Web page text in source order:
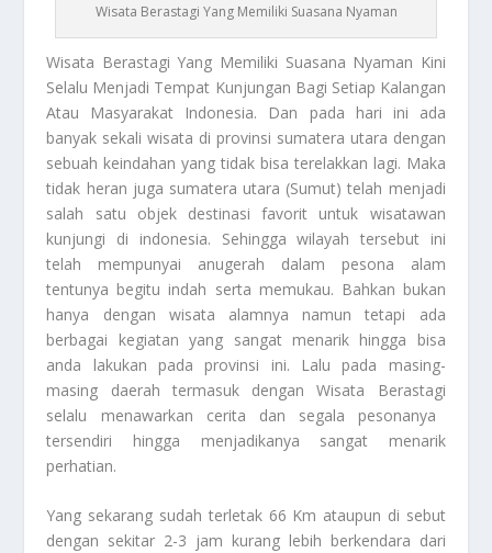
Wisata Berastagi Yang Memiliki Suasana Nyaman
Wisata Berastagi Yang Memiliki Suasana Nyaman Kini
Selalu Menjadi Tempat Kunjungan Bagi Setiap Kalangan
Atau Masyarakat Indonesia. Dan pada hari ini ada
banyak sekali wisata di provinsi sumatera utara dengan
sebuah keindahan yang tidak bisa terelakkan lagi. Maka
tidak heran juga sumatera utara (Sumut) telah menjadi
salah satu objek destinasi favorit untuk wisatawan
kunjungi di indonesia. Sehingga wilayah tersebut ini
telah mempunyai anugerah dalam pesona alam
tentunya begitu indah serta memukau. Bahkan bukan
hanya dengan wisata alamnya namun tetapi ada
berbagai kegiatan yang sangat menarik hingga bisa
anda lakukan pada provinsi ini. Lalu pada masing-
masing daerah termasuk denganWisata Berastagi
selalu menawarkan cerita dan segala pesonanya
tersendiri hingga menjadikanya sangat menarik
perhatian.
Yang sekarang sudah terletak 66 Km ataupun di sebut
dengan sekitar 2-3 jam kurang lebih berkendara dari